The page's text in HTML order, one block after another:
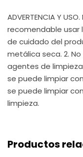
ADVERTENCIA Y
recomendable usar
de cuidado del
metálica seca. 2.
agentes de
se puede limpiar
se puede limpiar
limpieza.
Productos